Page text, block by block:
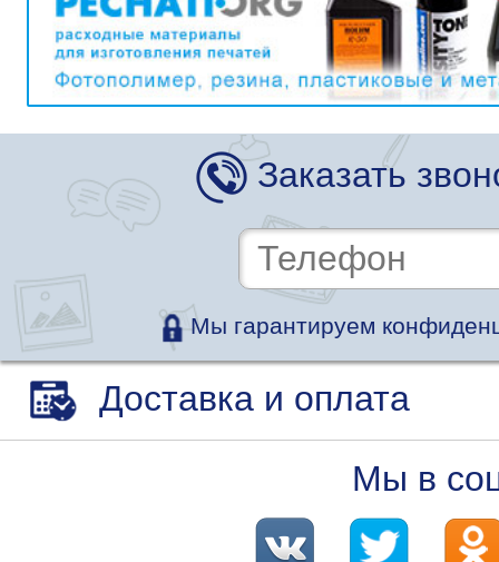
Заказать
Мы гарантируем
Доставка и оплата
Мы в